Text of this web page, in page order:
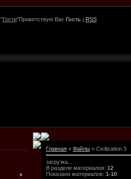
"Гости"Приветствую Вас Гость | RSS
Главная » Файлы » Civilization 3
загрузка...
В разделе материалов: 12
Показано материалов: 1-10